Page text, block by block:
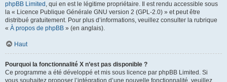
phpBB Limited , qui en est le légitime propriétaire. Il est rendu accessible sous
la « Licence Publique Générale GNU version 2 (GPL-2.0) » et peut être
distribué gratuitement. Pour plus d’informations, veuillez consulter la rubrique
« À propos de phpBB » (en anglais).
Haut
Pourquoi la fonctionnalité X n’est pas disponible ?
Ce programme a été développé et mis sous licence par phpBB Limited. Si
vous souhaitez proposer l’intégration d’une nouvelle fonctionnalité, veuillez